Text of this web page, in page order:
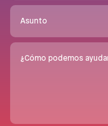
Asunto
¿Cómo podemos